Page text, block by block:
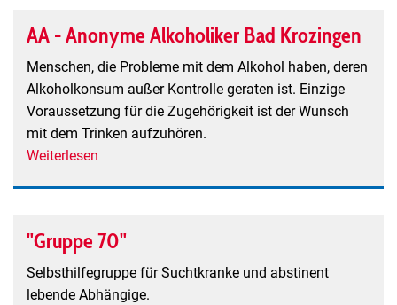
AA - Anonyme Alkoholiker Bad Krozingen
Menschen, die Probleme mit dem Alkohol haben, deren
Alkoholkonsum außer Kontrolle geraten ist. Einzige
Voraussetzung für die Zugehörigkeit ist der Wunsch
mit dem Trinken aufzuhören.
Weiterlesen
Alkoholiker
Bad
Krozingen
"Gruppe 70"
Selbsthilfegruppe für Suchtkranke und abstinent
lebende Abhängige.